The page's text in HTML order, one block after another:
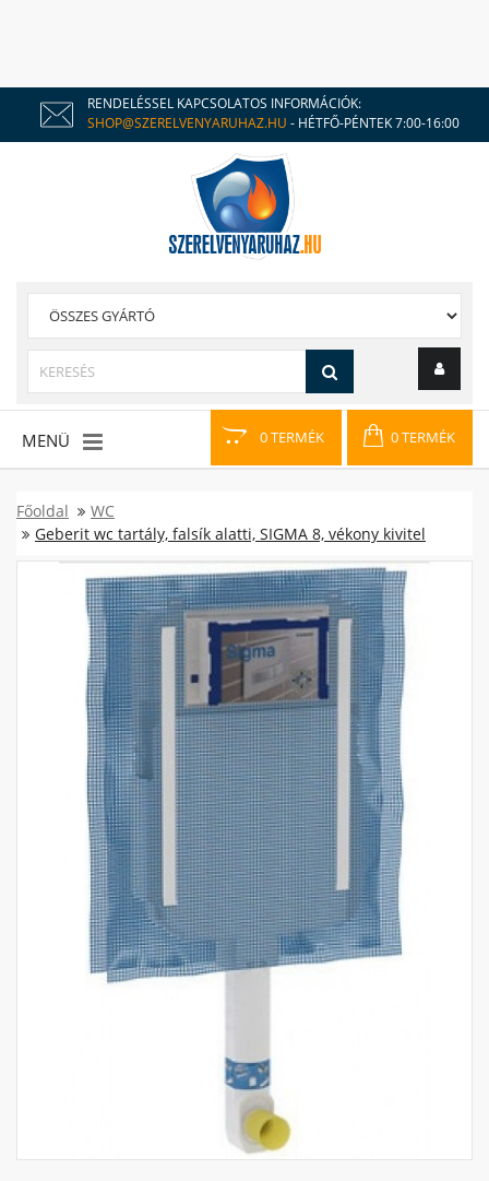
RENDELÉSSEL KAPCSOLATOS INFORMÁCIÓK:
SHOP@SZERELVENYARUHAZ.HU - HÉTFŐ-PÉNTEK 7:00-16:00
0 TERMÉK 0 TERMÉK
MENÜ
Főoldal
WC
Geberit wc tartály, falsík alatti, SIGMA 8, vékony kivitel